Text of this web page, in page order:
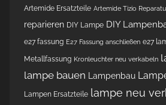
Artemide Ersatzteile Artemide Tizio
reparieren DIY Lampe DIY
e27 fassung E27 Fassung anschließen e27
Metallfassung Kronleuchter neu verkabeln
lampe bauen
Lampenbau
Lampen Ersatzteile lampe neu